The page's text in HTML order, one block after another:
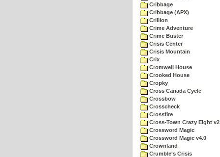
Cribbage
Cribbage (APX)
Crillion
Crime Adventure
Crime Buster
Crisis Center
Crisis Mountain
Crix
Cromwell House
Crooked House
Cropky
Cross Canada Cycle
Crossbow
Crosscheck
Crossfire
Cross-Town Crazy Eight
Crossword Magic
Crossword Magic v4.0
Crownland
Crumble's Crisis